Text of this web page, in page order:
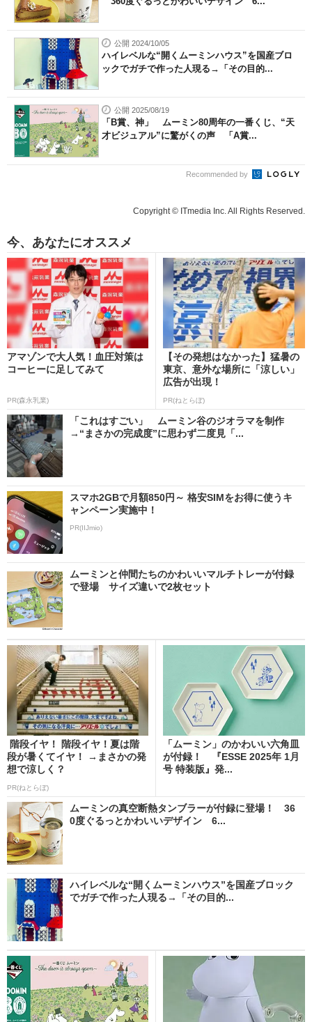
公開 2024/10/05
ハイレベルな“開くムーミンハウス”を国産ブロ
ックでガチで作った人現る→「その目的...
公開 2025/08/19
「B賞、神」 ムーミン80周年の一番くじ、“天
才ビジュアル”に驚がくの声 「A賞...
Recommended by
Copyright © ITmedia Inc. All Rights Reserved.
今、あなたにオススメ
アマゾンで大人気！血圧対策は
コーヒーに足してみて
PR(森永乳業)
【その発想はなかった】猛暑の
東京、意外な場所に「涼しい」
広告が出現！
PR(ねとらぼ)
「これはすごい」 ムーミン谷のジオラマを制作
→“まさかの完成度”に思わず二度見「...
スマホ2GBで月額850円～ 格安SIMをお得に使うキ
ャンペーン実施中！
PR(IIJmio)
ムーミンと仲間たちのかわいいマルチトレーが付録
で登場 サイズ違いで2枚セット
階段イヤ！ 階段イヤ！夏は階
段が暑くてイヤ！ →まさかの発
想で涼しく？
PR(ねとらぼ)
「ムーミン」のかわいい六角皿
が付録！ 『ESSE 2025年 1月
号 特装版』発...
ムーミンの真空断熱タンブラーが付録に登場！ 36
0度ぐるっとかわいいデザイン 6...
ハイレベルな“開くムーミンハウス”を国産ブロック
でガチで作った人現る→「その目的...